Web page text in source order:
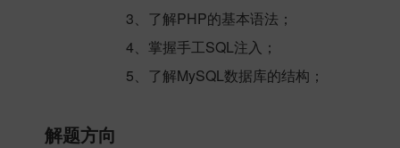
3、了解PHP的基本语法；
4、掌握手工SQL注入；
5、了解MySQL数据库的结构；
解题方向